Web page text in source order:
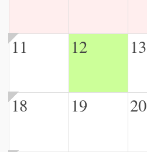
11 12 13
18 19 20